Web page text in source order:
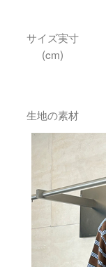
サイズ実寸
(cm)
生地の素材